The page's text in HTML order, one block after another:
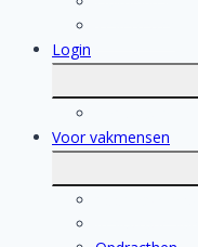
Login
Voor vakmensen